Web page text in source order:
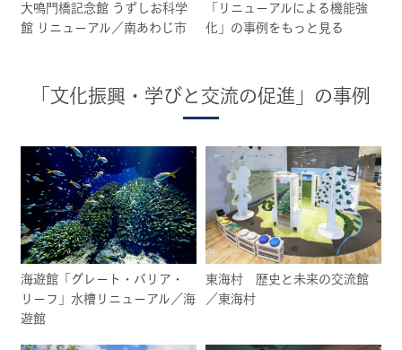
大鳴門橋記念館 うずしお科学
館 リニューアル／南あわじ市
「リニューアルによる機能強
化」の事例をもっと見る
「文化振興・学びと交流の促進」の事例
海遊館「グレート・バリア・
リーフ」水槽リニューアル／海
遊館
東海村 歴史と未来の交流館
／東海村